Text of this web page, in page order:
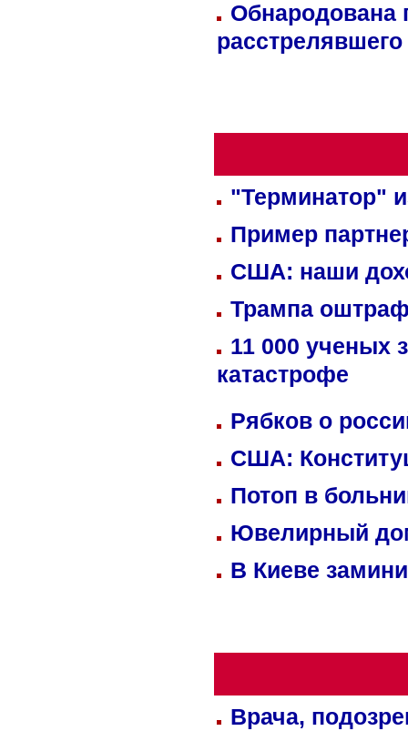
Обнародована
"Терминатор"
Пример
США: наши
Трампа
11 000 ученых
катастрофе
Рябков о
США:
Потоп в
Ювелирный
В Киеве
Врача,